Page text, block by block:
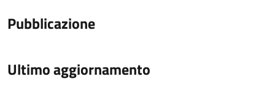
Pubblicazione
Ultimo aggiornamento